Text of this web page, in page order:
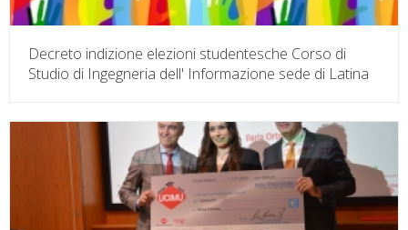
Decreto indizione elezioni studentesche Corso di
Studio di Ingegneria dell' Informazione sede di Latina